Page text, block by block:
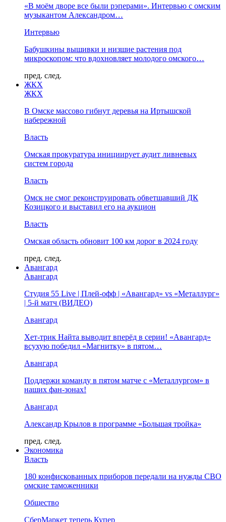
«В моём дворе все были рэперами». Интервью с омским
музыкантом Александром…
Интервью
Бабушкины вышивки и низшие растения под
микроскопом: что вдохновляет молодого омского…
пред. след.
ЖКХ
ЖКХ
В Омске массово гибнут деревья на Иртышской
набережной
Власть
Омская прокуратура инициирует аудит ливневых
систем города
Власть
Омск не смог реконструировать обветшавший ДК
Козицкого и выставил его на аукцион
Власть
Омская область обновит 100 км дорог в 2024 году
пред. след.
Авангард
Авангард
Студия 55 Live | Плей-офф | «Авангард» vs «Металлург»
| 5-й матч (ВИДЕО)
Авангард
Хет-трик Найта выводит вперёд в серии! «Авангард»
всухую победил «Магнитку» в пятом…
Авангард
Поддержи команду в пятом матче с «Металлургом» в
наших фан-зонах!
Авангард
Александр Крылов в программе «Большая тройка»
пред. след.
Экономика
Власть
180 конфискованных приборов передали на нужды СВО
омские таможенники
Общество
СберМаркет теперь Купер